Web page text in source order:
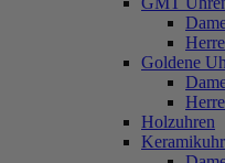
Goldene
Holzuhren